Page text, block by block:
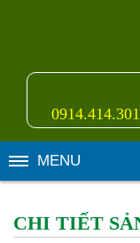
MENU
CHI TIẾT